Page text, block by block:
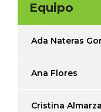
Equipo
Ada Nateras
Ana Flores
Cristina Almarza